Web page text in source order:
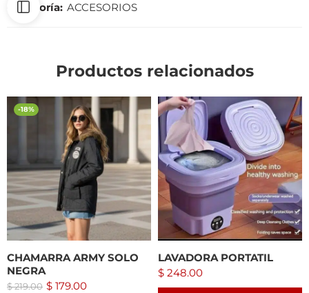
Categoría: ACCESORIOS
Productos relacionados
-18%
CHAMARRA ARMY SOLO
NEGRA
$219.00 $ 179.00
LAVADORA PORTATIL
$ 248.00